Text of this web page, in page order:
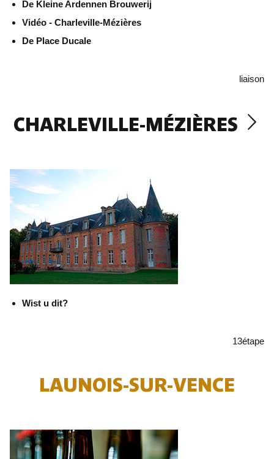
De Kleine Ardennen Brouwerij
Vidéo - Charleville-Mézières
De Place Ducale
liaison
CHARLEVILLE-MÉZIÈRES
Wist u dit?
13étape
LAUNOIS-SUR-VENCE